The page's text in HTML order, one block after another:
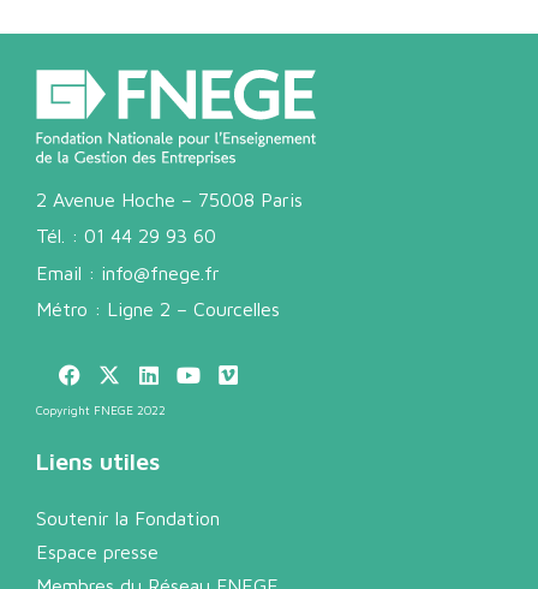
2 Avenue Hoche – 75008 Paris
Tél. : 01 44 29 93 60
Email : info@fnege.fr
Métro : Ligne 2 – Courcelles
Copyright FNEGE 2022
Liens utiles
Soutenir la Fondation
Espace presse